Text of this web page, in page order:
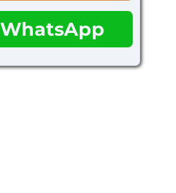
WhatsApp